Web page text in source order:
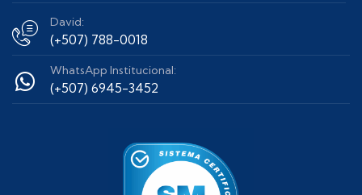
David:
(+507) 788-0018
WhatsApp Institucional:
(+507) 6945-3452